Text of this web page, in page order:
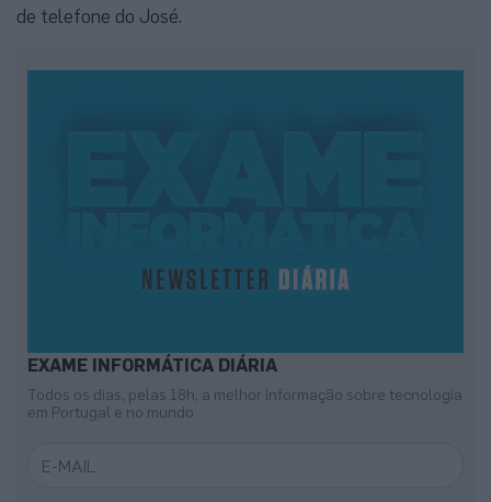
de telefone do José.
EXAME INFORMÁTICA DIÁRIA
Todos os dias, pelas 18h, a melhor informação sobre tecnologia
em Portugal e no mundo